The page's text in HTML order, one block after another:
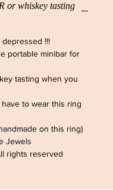
or whiskey tasting
!!!
portable minibar for
tasting when you
to wear this ring
on this ring)
Jewels
rights reserved